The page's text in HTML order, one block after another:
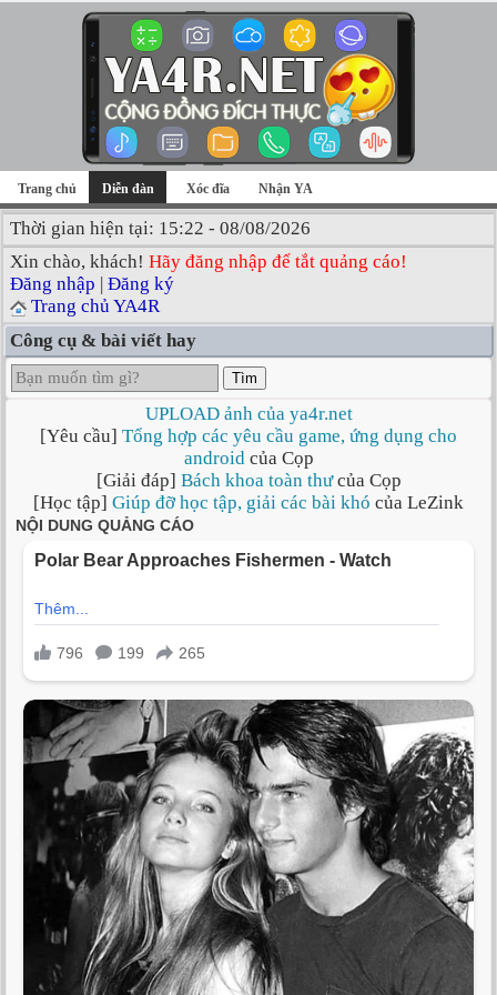
Trang chủ Diễn đàn Xóc đĩa Nhận YA
Thời gian hiện tại: 15:22 - 08/08/2026
Xin chào, khách! Hãy đăng nhập để tắt quảng cáo!
Đăng nhập | Đăng ký
Trang chủ YA4R
Công cụ & bài viết hay
Tìm
UPLOAD ảnh của ya4r.net
[Yêu cầu] Tổng hợp các yêu cầu game, ứng dụng cho
androidcủa Cọp
[Giải đáp] Bách khoa toàn thưcủa Cọp
[Học tập] Giúp đỡ học tập, giải các bài khó của LeZink